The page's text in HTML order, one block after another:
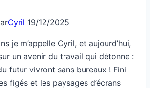
Cyril 19/12/2025
je m’appelle Cyril, et aujourd’hui,
un avenir du travail qui détonne :
futur vivront sans bureaux ! Fini
figés et les paysages d’écrans